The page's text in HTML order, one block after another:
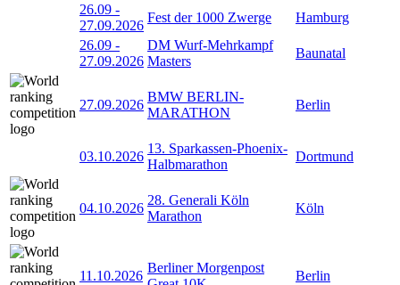
26.09 -
27.09.2026
Fest der 1000 Zwerge
Hamburg
26.09 -
27.09.2026
DM Wurf-Mehrkampf
Masters
Baunatal
27.09.2026
BMW BERLIN-
MARATHON
Berlin
03.10.2026
13. Sparkassen-Phoenix-
Halbmarathon
Dortmund
04.10.2026
28. Generali Köln
Marathon
Köln
11.10.2026
Berliner Morgenpost
Berlin